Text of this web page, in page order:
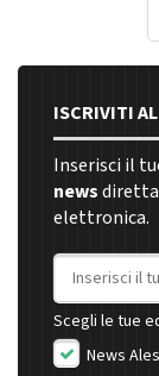
ISCRIVITI
Inserisci il
news
elettronica.
Indirizzo
Scegli le tue
News